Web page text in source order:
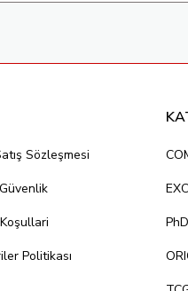
Sözleşmesi
Politikası